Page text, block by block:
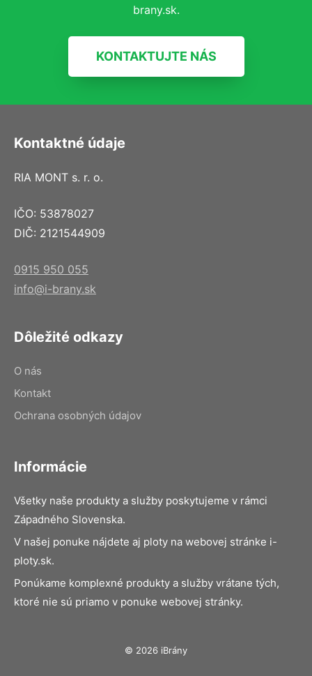
brany.sk.
KONTAKTUJTE NÁS
Kontaktné údaje
RIA MONT s. r. o.
IČO: 53878027
DIČ: 2121544909
0915 950 055
info@i-brany.sk
Dôležité odkazy
O nás
Kontakt
Ochrana osobných údajov
Informácie
Všetky naše produkty a služby poskytujeme v rámci
Západného Slovenska.
V našej ponuke nájdete aj ploty na webovej stránke i-
ploty.sk.
Ponúkame komplexné produkty a služby vrátane tých,
ktoré nie sú priamo v ponuke webovej stránky.
© 2026 iBrány